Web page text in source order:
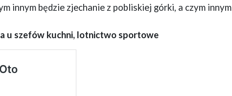
innym będzie zjechanie z pobliskiej górki, a czym innym
u szefów kuchni, lotnictwo sportowe